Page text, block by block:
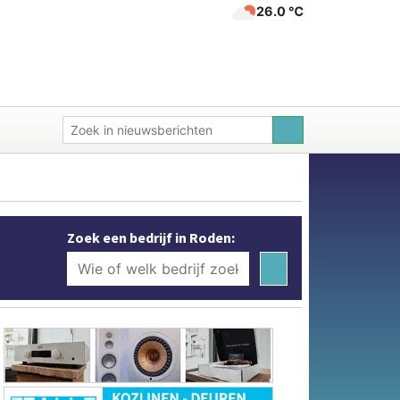
26.0 ℃
Zoek een bedrijf in Roden: